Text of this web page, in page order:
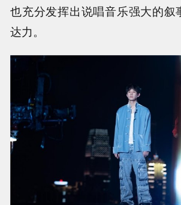
也充分发挥出说唱音乐强大的叙
达力。